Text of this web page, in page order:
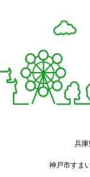
兵
神戸市すま